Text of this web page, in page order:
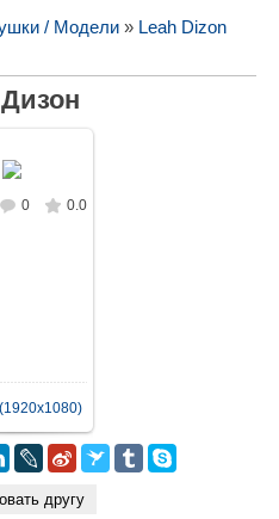
/ Модели» Leah Dizon
В реальном
0 0.0